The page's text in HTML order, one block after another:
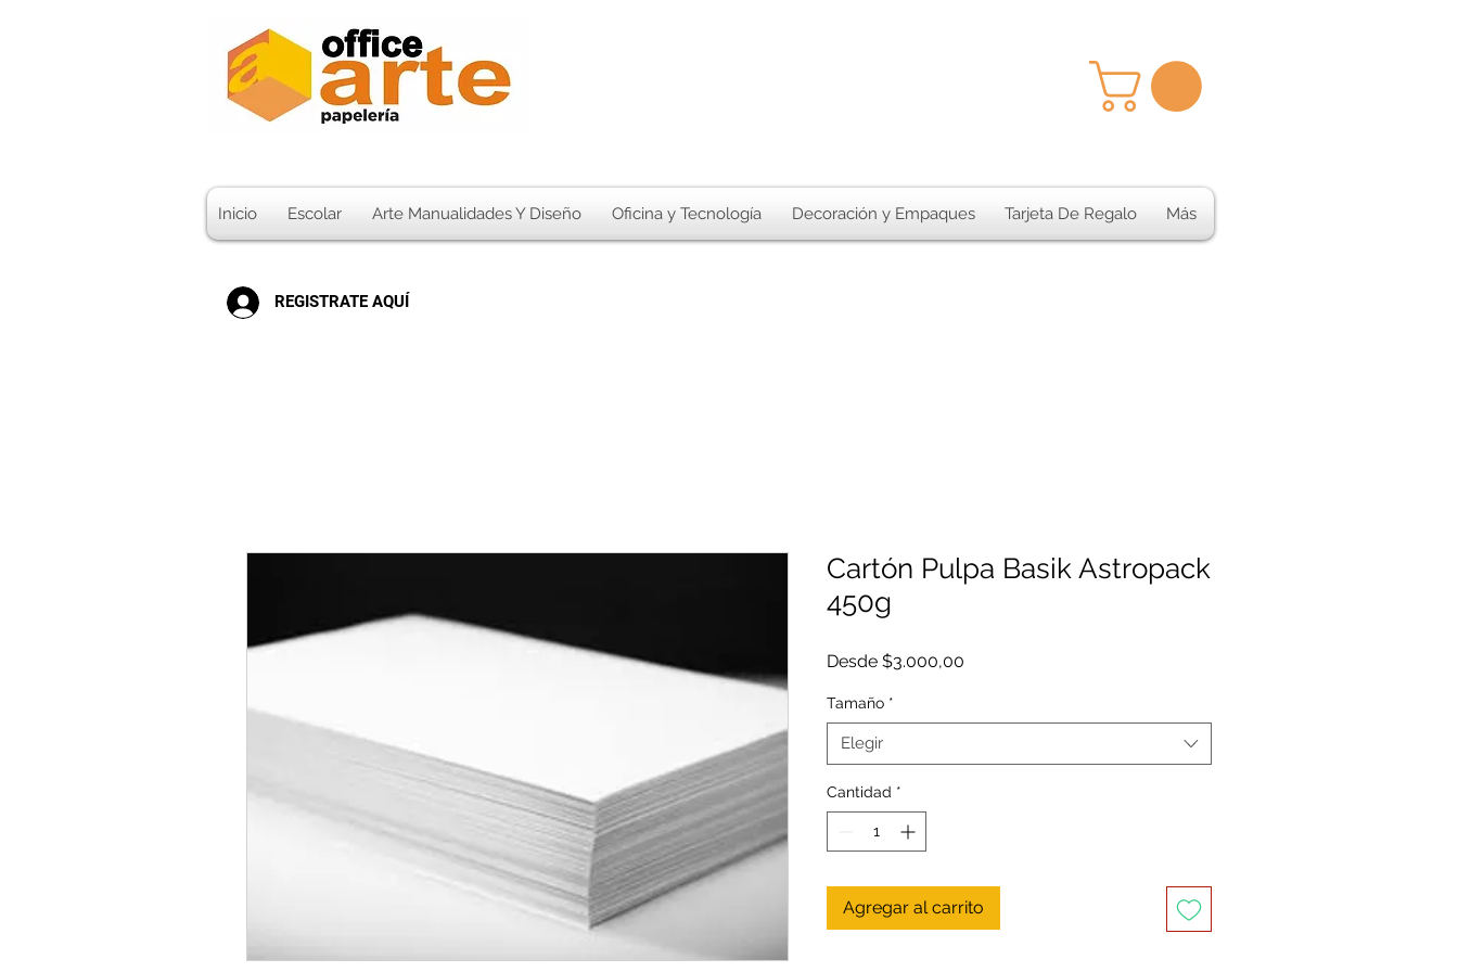
Inicio Escolar Arte Manualidades Y Diseño Oficina y Tecnología Decoración y Empaques Tarjeta De Regalo Más
REGISTRATE AQUÍ
Cartón Pulpa Basik Astropack
450g
Desde $3.000,00
Tamaño *
Elegir
Cantidad *
Agregar al carrito